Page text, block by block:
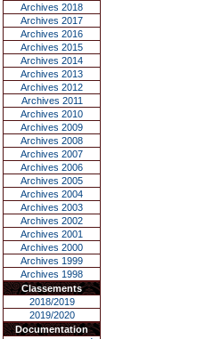
Archives 2018
Archives 2017
Archives 2016
Archives 2015
Archives 2014
Archives 2013
Archives 2012
Archives 2011
Archives 2010
Archives 2009
Archives 2008
Archives 2007
Archives 2006
Archives 2005
Archives 2004
Archives 2003
Archives 2002
Archives 2001
Archives 2000
Archives 1999
Archives 1998
Classements
2018/2019
2019/2020
Documentation